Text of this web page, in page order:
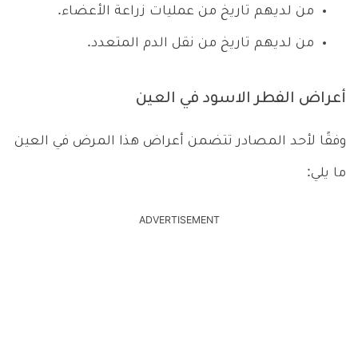
من لديهم تاريخ من عمليات زراعة الأعضاء.
من لديهم تاريخ من نقل الدم المتعدد.
أعراض الفطر الاسود في العين
وفقًا لأحد المصادر تتضمن أعراض هذا المرض في العين
ما يلي:
ADVERTISEMENT